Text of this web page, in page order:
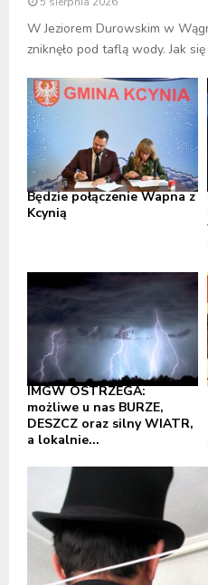
W Jeziorem Durowskim w
zniknęło pod taflą wody. Jak
Będzie połączenie Wapna z
Kcynią
IMGW OSTRZEGA:
możliwe u nas BURZE,
DESZCZ oraz silny WIATR,
a lokalnie...